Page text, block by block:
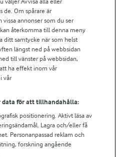
de. Om spårare är
annonser som du ser
återkomma till denna meny
ditt samtycke när som helst
längst ned på webbsidan
till vänster på webbsidan,
ha effekt inom vår
vår
data för att tillhandahålla:
positionering. Aktivt läsa av
Lagra och/eller få
Personanpassad reklam och
forskning angående